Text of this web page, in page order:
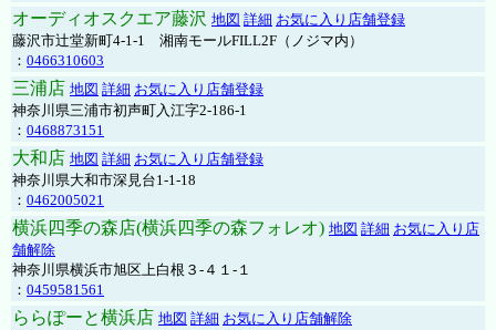
オーディオスクエア藤沢 地図 詳細 お気に入り店舗登録
藤沢市辻堂新町4-1-1 湘南モールFILL2F（ノジマ内）
： 0466310603
三浦店 地図 詳細 お気に入り店舗登録
神奈川県三浦市初声町入江字2-186-1
： 0468873151
大和店 地図 詳細 お気に入り店舗登録
神奈川県大和市深見台1-1-18
： 0462005021
横浜四季の森店(横浜四季の森フォレオ) 地図 詳細 お気に入り店
舗解除
神奈川県横浜市旭区上白根３-４１-１
： 0459581561
ららぽーと横浜店 地図 詳細 お気に入り店舗解除